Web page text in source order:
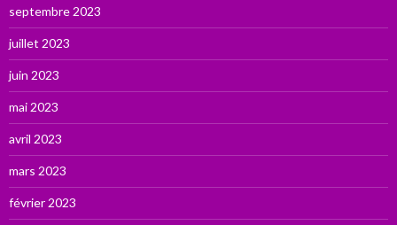
septembre 2023
juillet 2023
juin 2023
mai 2023
avril 2023
mars 2023
février 2023